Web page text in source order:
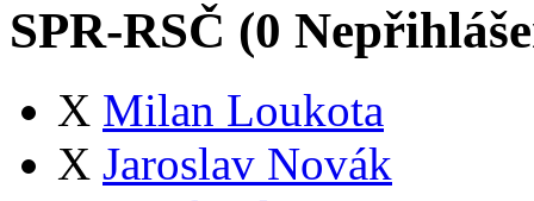
SPR-RSČ (0
X Milan Loukota
X Jaroslav Novák